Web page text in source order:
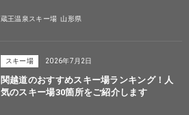
蔵王温泉スキー場 山形県
スキー場 2026年7月2日
関越道のおすすめスキー場ランキング！人
気のスキー場30箇所をご紹介します